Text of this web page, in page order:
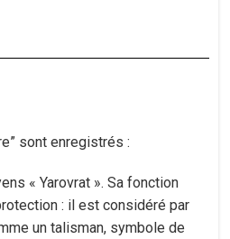
sont enregistrés :
« Yarovrat ». Sa fonction
: il est considéré par
un talisman, symbole de